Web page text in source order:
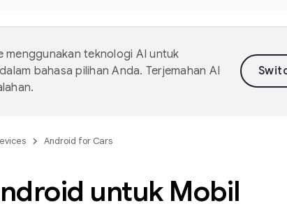
menggunakan teknologi AI untuk
bahasa pilihan Anda. Terjemahan AI
Android for Cars
untuk Mobil